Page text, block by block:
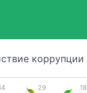
коррупции
29 18